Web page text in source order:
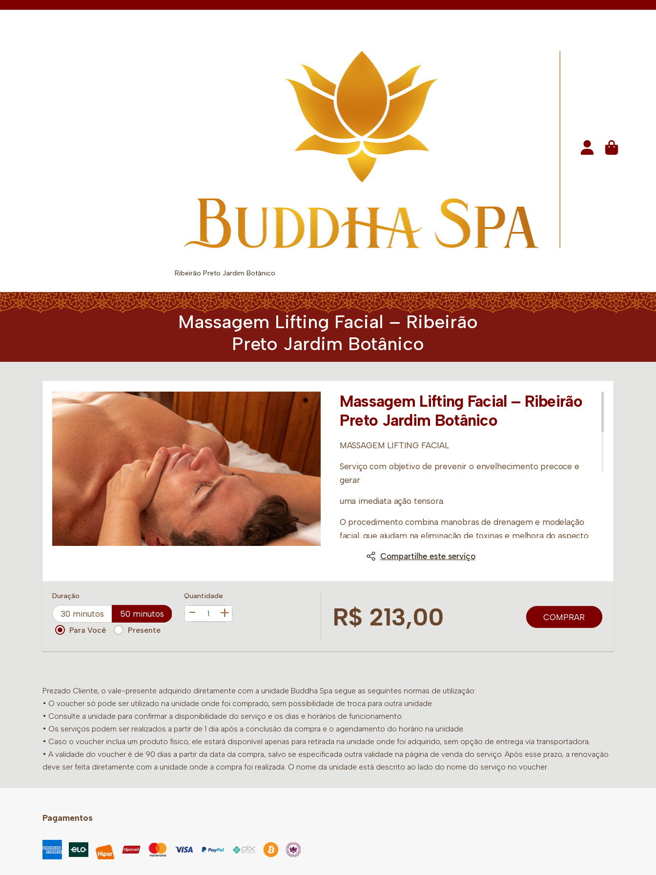
Ribeirão Preto Jardim Botânico
Massagem Lifting Facial – Ribeirão
Preto Jardim Botânico
Massagem Lifting Facial – Ribeirão
Preto Jardim Botânico
MASSAGEM LIFTING FACIAL
Serviço com objetivo de prevenir o envelhecimento precoce e
gerar
uma imediata ação tensora.
O procedimento combina manobras de drenagem e modelação
facial, que ajudam na eliminação de toxinas e melhora do aspecto
geral da pele.
Compartilhe este serviço
Duração
30 minutos 50 minutos
Quantidade
+
Para Você Presente R$ 213,00 COMPRAR
Prezado Cliente, o vale-presente adquirido diretamente com a unidade Buddha Spa segue as seguintes normas de utilização:
• O voucher só pode ser utilizado na unidade onde foi comprado, sem possibilidade de troca para outra unidade.
• Consulte a unidade para confirmar a disponibilidade do serviço e os dias e horários de funcionamento.
• Os serviços podem ser realizados a partir de 1 dia após a conclusão da compra e o agendamento do horário na unidade.
• Caso o voucher inclua um produto físico, ele estará disponível apenas para retirada na unidade onde foi adquirido, sem opção de entrega via transportadora.
• A validade do voucher é de 90 dias a partir da data da compra, salvo se especificada outra validade na página de venda do serviço. Após esse prazo, a renovação
deve ser feita diretamente com a unidade onde a compra foi realizada. O nome da unidade está descrito ao lado do nome do serviço no voucher.
Pagamentos